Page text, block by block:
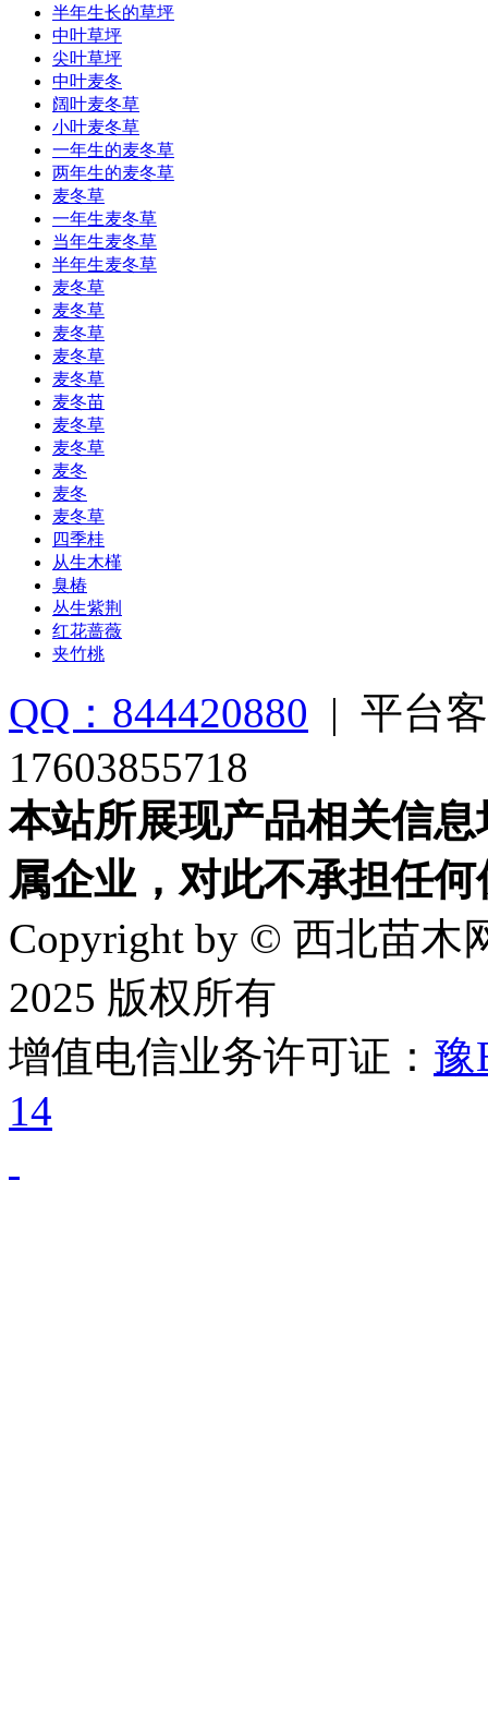
半年生长的草坪
中叶草坪
尖叶草坪
中叶麦冬
阔叶麦冬草
小叶麦冬草
一年生的麦冬草
两年生的麦冬草
麦冬草
一年生麦冬草
当年生麦冬草
半年生麦冬草
麦冬草
麦冬草
麦冬草
麦冬草
麦冬草
麦冬苗
麦冬草
麦冬草
麦冬
麦冬
麦冬草
四季桂
从生木槿
臭椿
丛生紫荆
红花蔷薇
夹竹桃
QQ：844420880 | 平台
17603855718
本站所展现产品相关信
属企业，对此不承担任
Copyright by © 西北苗木
2025 版权所有
增值电信业务许可证： 豫
14